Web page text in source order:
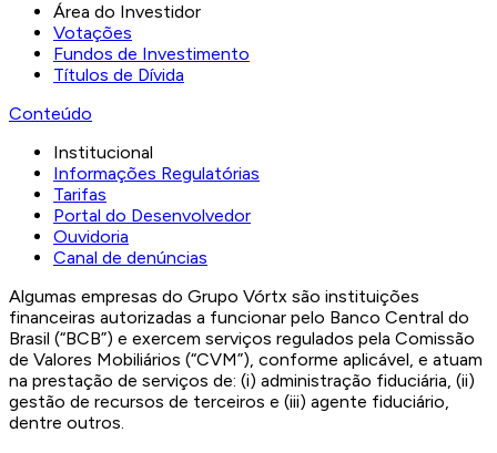
Área do Investidor
Votações
Fundos de Investimento
Títulos de Dívida
Conteúdo
Institucional
Informações Regulatórias
Tarifas
Portal do Desenvolvedor
Ouvidoria
Canal de denúncias
Algumas empresas do Grupo Vórtx são instituições
financeiras autorizadas a funcionar pelo Banco Central do
Brasil (“BCB”) e exercem serviços regulados pela Comissão
de Valores Mobiliários (“CVM”), conforme aplicável, e atuam
na prestação de serviços de: (i) administração fiduciária, (ii)
gestão de recursos de terceiros e (iii) agente fiduciário,
dentre outros.